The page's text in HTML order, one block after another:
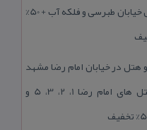
هتل خیابان طبرسی و فلکه آب + 50%
هتل در خیابان امام رضا مشهد
| هتل‌ های امام رضا 1، 2، 3، 5 و